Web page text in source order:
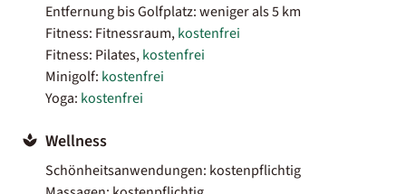
Entfernung bis Golfplatz: weniger als 5 km
Fitness: Fitnessraum,kostenfrei
Fitness: Pilates,kostenfrei
Minigolf: kostenfrei
Yoga: kostenfrei
Wellness
Schönheitsanwendungen: kostenpflichtig